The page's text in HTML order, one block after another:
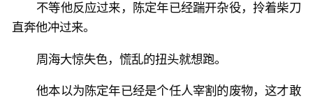
不等他反应过来，陈定年已经踹开杂役，拎着柴刀
直奔他冲过来。
周海大惊失色，慌乱的扭头就想跑。
他本以为陈定年已经是个任人宰割的废物，这才敢